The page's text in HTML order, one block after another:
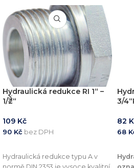
Hydraulická redukce RI 1“ –
1/2“
109 Kč
90 Kč bez DPH
Hydraulická redukce typu A v
3/
82
68